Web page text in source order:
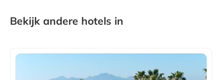
Bekijk andere hotels in